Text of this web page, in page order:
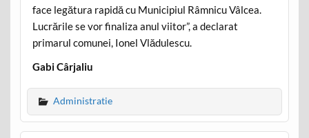
face legătura rapidă cu Municipiul Râmnicu Vâlcea.
Lucrările se vor finaliza anul viitor”, a declarat
primarul comunei, Ionel Vlădulescu.
Gabi Cârjaliu
Administratie